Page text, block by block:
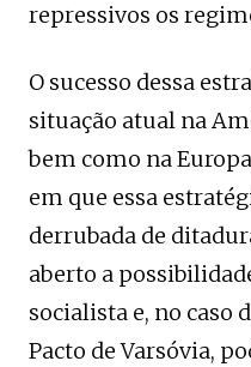
repressivos os
O sucesso dessa
situação atual na
bem como na
em que essa
derrubada de
aberto a
socialista e, no caso
Pacto de Varsóvia,